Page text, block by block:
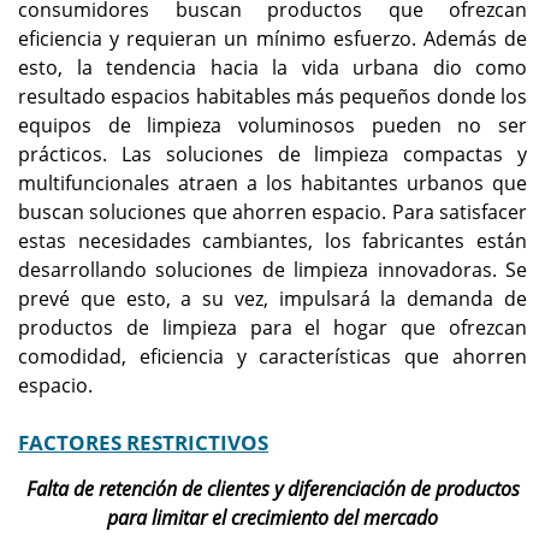
consumidores buscan productos que ofrezcan
eficiencia y requieran un mínimo esfuerzo. Además de
esto, la tendencia hacia la vida urbana dio como
resultado espacios habitables más pequeños donde los
equipos de limpieza voluminosos pueden no ser
prácticos. Las soluciones de limpieza compactas y
multifuncionales atraen a los habitantes urbanos que
buscan soluciones que ahorren espacio. Para satisfacer
estas necesidades cambiantes, los fabricantes están
desarrollando soluciones de limpieza innovadoras. Se
prevé que esto, a su vez, impulsará la demanda de
productos de limpieza para el hogar que ofrezcan
comodidad, eficiencia y características que ahorren
espacio.
FACTORES RESTRICTIVOS
Falta de retención de clientes y diferenciación de productos
para limitar el crecimiento del mercado